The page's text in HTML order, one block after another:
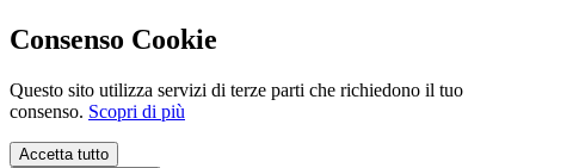
Consenso Cookie
Questo sito utilizza servizi di terze parti che richiedono il tuo
consenso. Scopri di più
Accetta tutto